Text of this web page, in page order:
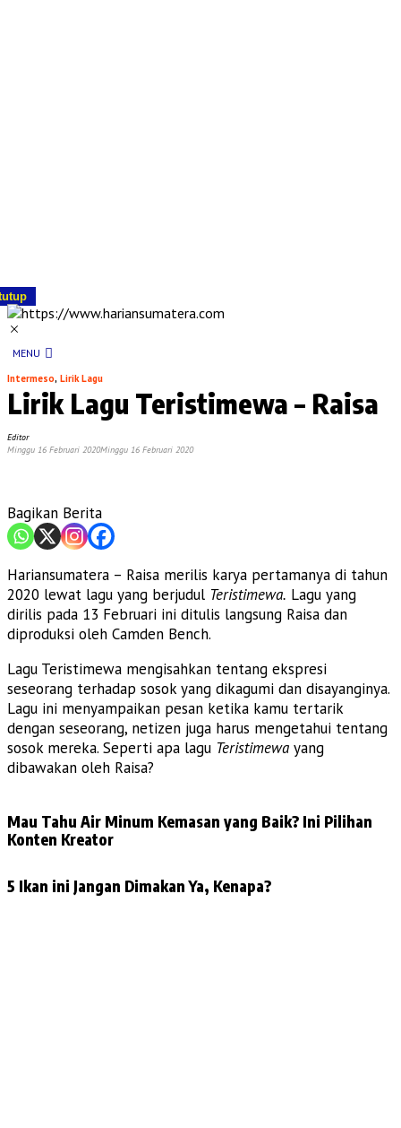
MENU
Intermeso, Lirik Lagu
Lirik Lagu Teristimewa – Raisa
Editor
Minggu 16 Februari 2020Minggu 16 Februari 2020
Bagikan Berita
Hariansumatera – Raisa merilis karya pertamanya di tahun
2020 lewat lagu yang berjudul Teristimewa. Lagu yang
dirilis pada 13 Februari ini ditulis langsung Raisa dan
diproduksi oleh Camden Bench.
Lagu Teristimewa mengisahkan tentang ekspresi
seseorang terhadap sosok yang dikagumi dan disayanginya.
Lagu ini menyampaikan pesan ketika kamu tertarik
dengan seseorang, netizen juga harus mengetahui tentang
sosok mereka. Seperti apa lagu Teristimewa yang
dibawakan oleh Raisa?
Mau Tahu Air Minum Kemasan yang Baik? Ini Pilihan
Konten Kreator
5 Ikan ini Jangan Dimakan Ya, Kenapa?